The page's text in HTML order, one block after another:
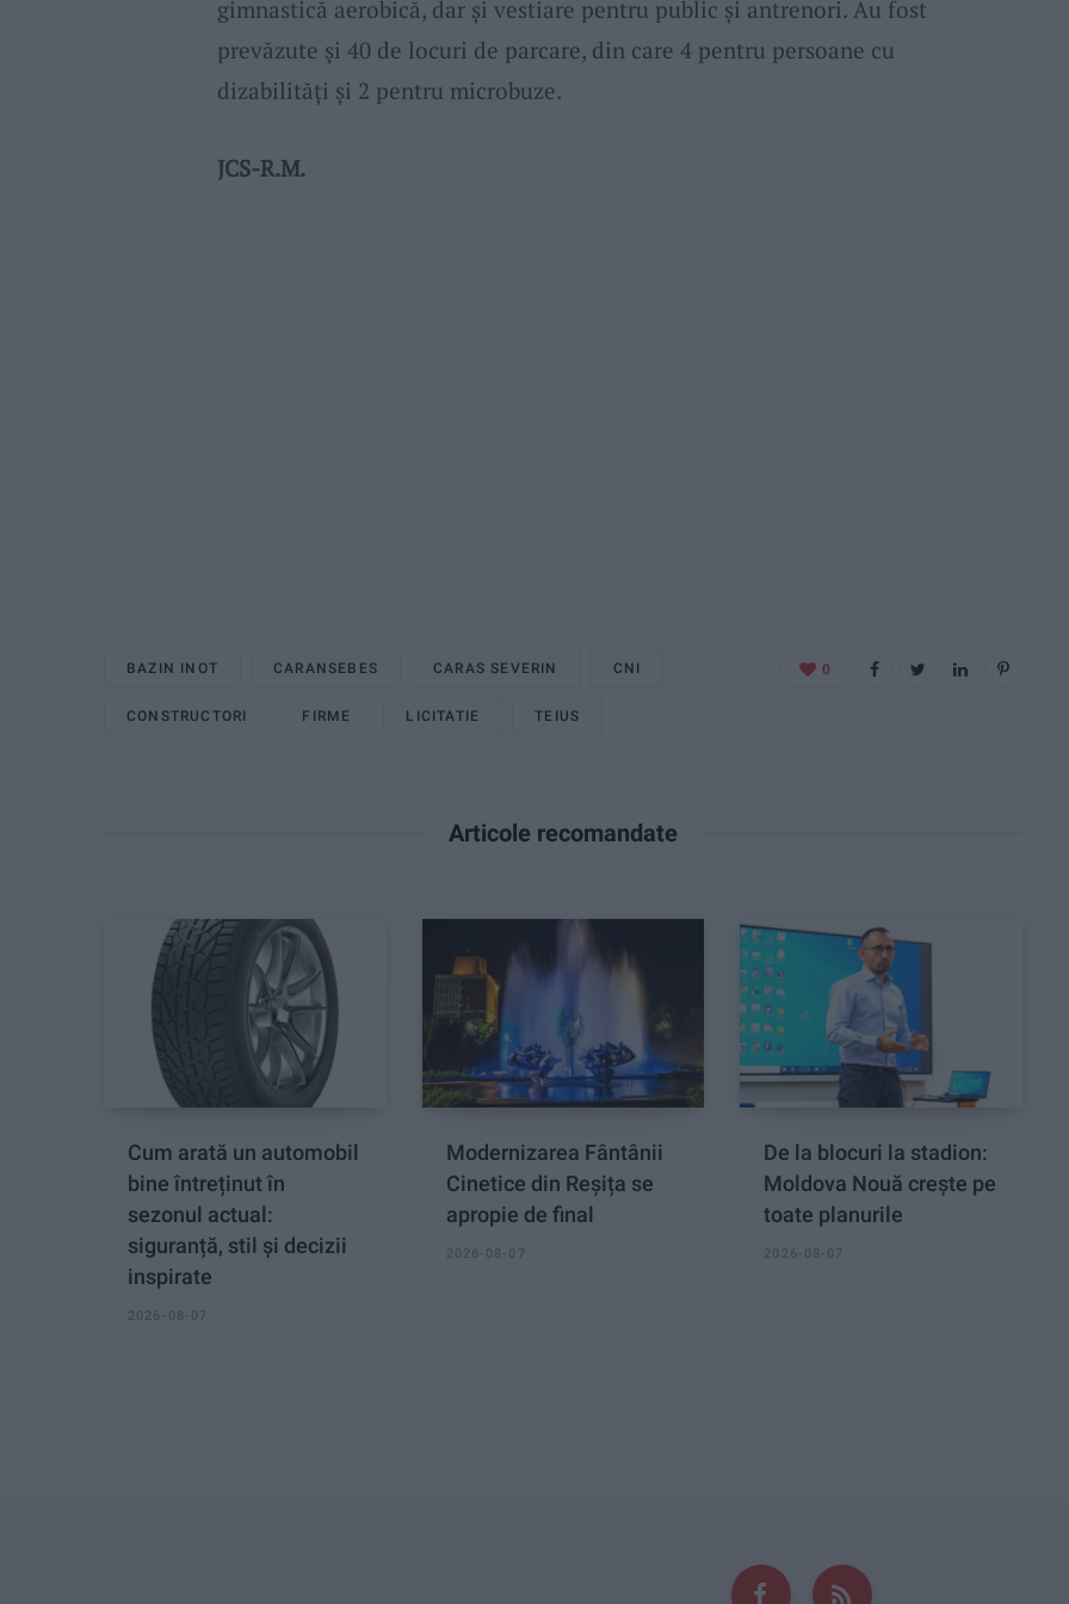
gimnastică aerobică, dar și vestiare pentru public și antrenori. Au fost
prevăzute și 40 de locuri de parcare, din care 4 pentru persoane cu
dizabilități și 2 pentru microbuze.
JCS-R.M.
BAZIN INOT CARANSEBES CARAS SEVERIN CNI
CONSTRUCTORI FIRME LICITATIE TEIUS
0
Articole recomandate
Cum arată un automobil
bine întreținut în
sezonul actual:
siguranță, stil și decizii
inspirate
2026-08-07
Modernizarea Fântânii
Cinetice din Reșița se
apropie de final
2026-08-07
De la blocuri la stadion:
Moldova Nouă crește pe
toate planurile
2026-08-07